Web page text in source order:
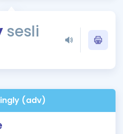
sesli
(adv)